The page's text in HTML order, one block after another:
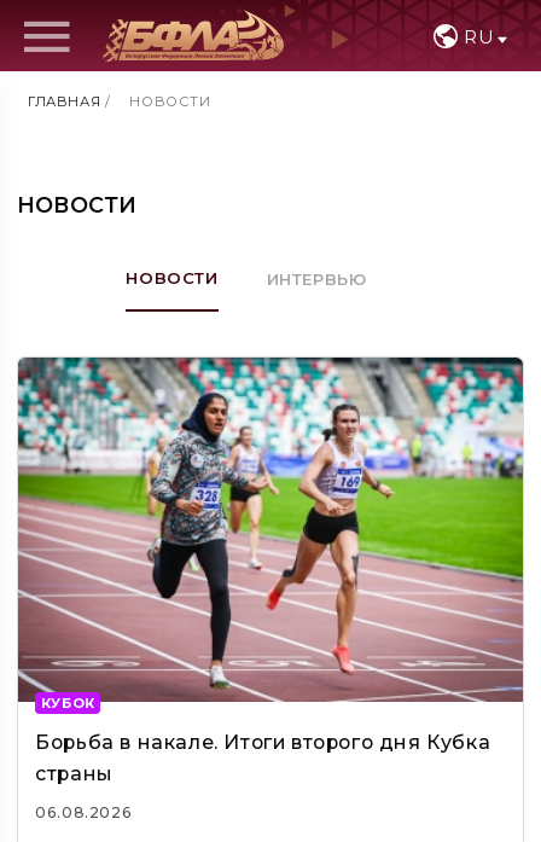
RU
ГЛАВНАЯ / НОВОСТИ
НОВОСТИ
НОВОСТИ ИНТЕРВЬЮ
КУБОК
Борьба в накале. Итоги второго дня Кубка
страны
06.08.2026